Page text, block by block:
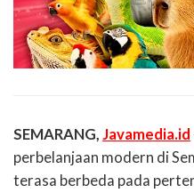
SEMARANG, Javamedia.id
perbelanjaan modern di
terasa berbeda pada